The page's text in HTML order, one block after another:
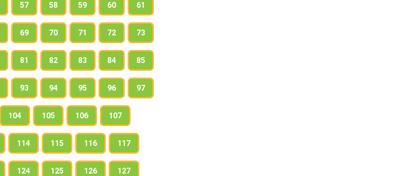
57 58 59 60 61
69 70 71 72 73
81 82 83 84 85
93 94 95 96 97
104 105 106 107
114 115 116 117
124 125 126 127